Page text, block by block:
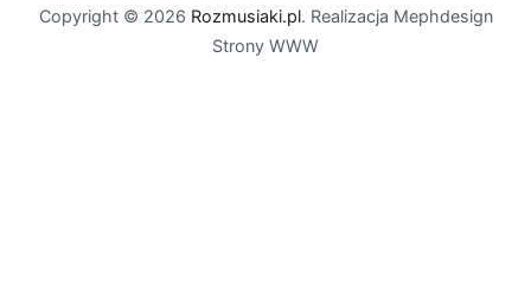
Copyright © 2026 Rozmusiaki.pl. Realizacja Mephdesign
Strony WWW